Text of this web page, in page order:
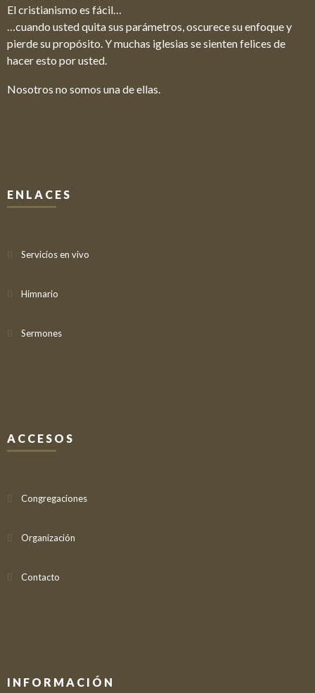
El cristianismo es fácil…
…cuando usted quita sus parámetros, oscurece su enfoque y
pierde su propósito. Y muchas iglesias se sienten felices de
hacer esto por usted.
Nosotros no somos una de ellas.
ENLACES
Servicios en vivo
Himnario
Sermones
ACCESOS
Congregaciones
Organización
Contacto
INFORMACIÓN